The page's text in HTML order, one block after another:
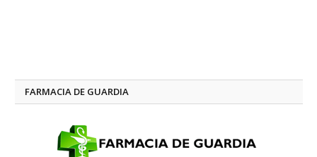
FARMACIA DE GUARDIA